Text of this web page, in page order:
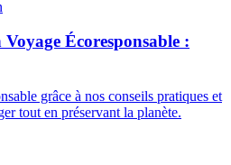
Écoresponsable :
grâce à nos conseils pratiques et
tout en préservant la planète.